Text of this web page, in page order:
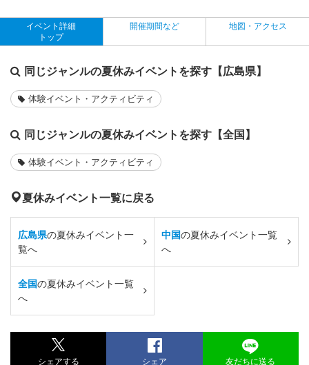
イベント詳細
トップ
開催期間など 地図・アクセス
同じジャンルの夏休みイベントを探す【広島県】
体験イベント・アクティビティ
同じジャンルの夏休みイベントを探す【全国】
体験イベント・アクティビティ
夏休みイベント一覧に戻る
広島県の夏休みイベント一
覧へ
中国の夏休みイベント一覧
へ
全国の夏休みイベント一覧
へ
シェアする シェア 友だちに送る